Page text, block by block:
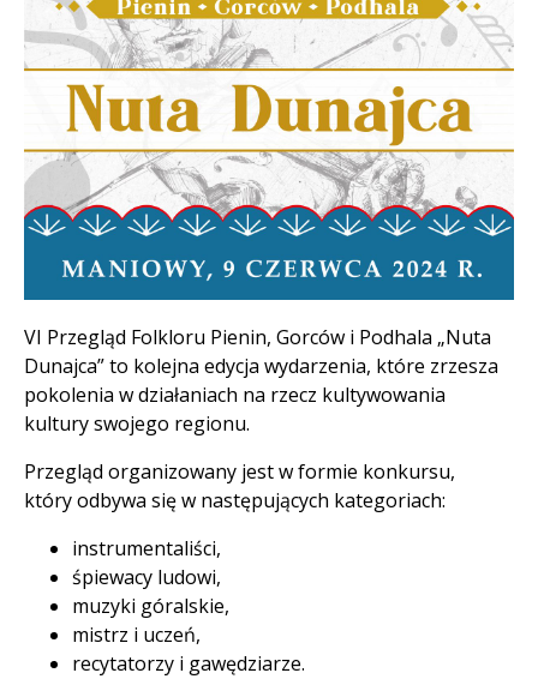
Treść
VI Przegląd Folkloru Pienin, Gorców i Podhala „Nuta
Dunajca” to kolejna edycja wydarzenia, które zrzesza
pokolenia w działaniach na rzecz kultywowania
kultury swojego regionu.
Przegląd organizowany jest w formie konkursu,
który odbywa się w następujących kategoriach:
instrumentaliści,
śpiewacy ludowi,
muzyki góralskie,
mistrz i uczeń,
recytatorzy i gawędziarze.